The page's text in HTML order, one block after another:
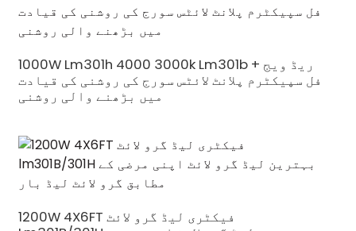
1000W Lm301h 4000 3000k Lm301b + ریڈ ویج
فل سپیکٹرم پلانٹ لائٹس سورج کی روشنی کی قیادت
میں بڑھنے والی روشنی
1200W 4X6FT فیکٹری لیڈ گرو لائٹ